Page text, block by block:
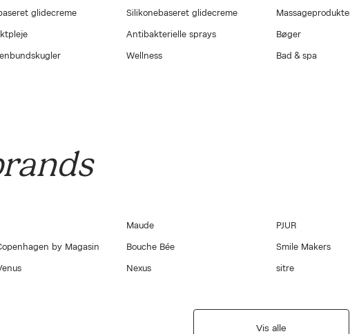
glidecreme Silikonebaseret glidecreme
Antibakterielle sprays Bøger
Wellness Bad & spa
Maude PJUR
by Magasin Bouche Bée Smile Makers
Nexus sitre
Vis alle